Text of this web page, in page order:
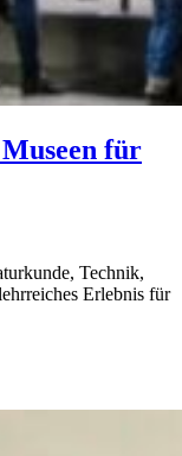
für
Technik,
Erlebnis für